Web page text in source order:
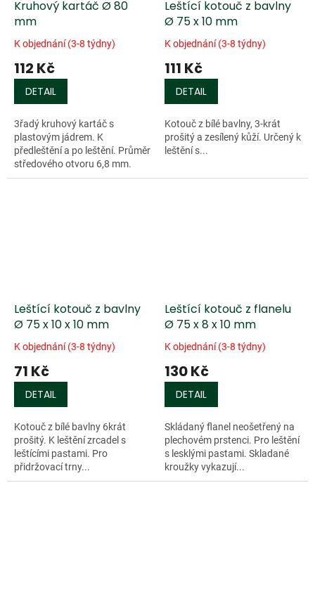
Kruhový kartáč Ø 80
mm
K objednání (3-8 týdny)
112 Kč
DETAIL
3řadý kruhový kartáč s
plastovým jádrem. K
předleštění a po leštění. Průměr
středového otvoru 6,8 mm.
Max....
Leštící kotouč z bavlny
Ø 75 x 10 mm
K objednání (3-8 týdny)
111 Kč
DETAIL
Kotouč z bílé bavlny, 3-krát
prošitý a zesílený kůží. Určený k
leštění s...
Leštící kotouč z bavlny
Ø 75 x 10 x 10 mm
K objednání (3-8 týdny)
71 Kč
DETAIL
Kotouč z bílé bavlny 6krát
prošitý. K leštění zrcadel s
leštícími pastami. Pro
přidržovací trny...
Leštící kotouč z flanelu
Ø 75 x 8 x 10 mm
K objednání (3-8 týdny)
130 Kč
DETAIL
Skládaný flanel neošetřený na
plechovém prstenci. Pro leštění
s lesklými pastami. Skladané
kroužky vykazují...